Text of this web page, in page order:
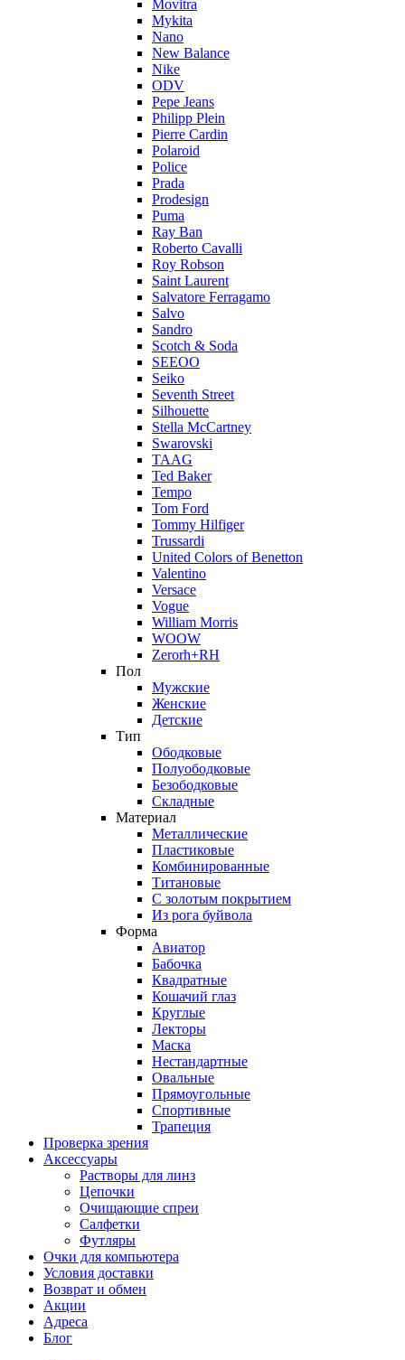
Movitra
Mykita
Nano
New Balance
Nike
ODV
Pepe Jeans
Philipp Plein
Pierre Cardin
Polaroid
Police
Prada
Prodesign
Puma
Ray Ban
Roberto Cavalli
Roy Robson
Saint Laurent
Salvatore Ferragamo
Salvo
Sandro
Scotch & Soda
SEEOO
Seiko
Seventh Street
Silhouette
Stella McCartney
Swarovski
TAAG
Ted Baker
Tempo
Tom Ford
Tommy Hilfiger
Trussardi
United Colors of Benetton
Valentino
Versace
Vogue
William Morris
WOOW
Zerorh+RH
Пол
Мужские
Женские
Детские
Тип
Ободковые
Полуободковые
Безободковые
Складные
Материал
Металлические
Пластиковые
Комбинированные
Титановые
С золотым покрытием
Из рога буйвола
Форма
Авиатор
Бабочка
Квадратные
Кошачий глаз
Круглые
Лекторы
Маска
Нестандартные
Овальные
Прямоугольные
Спортивные
Трапеция
Проверка зрения
Аксессуары
Растворы для линз
Цепочки
Очищающие спреи
Салфетки
Футляры
Очки для компьютера
Условия доставки
Возврат и обмен
Акции
Адреса
Блог